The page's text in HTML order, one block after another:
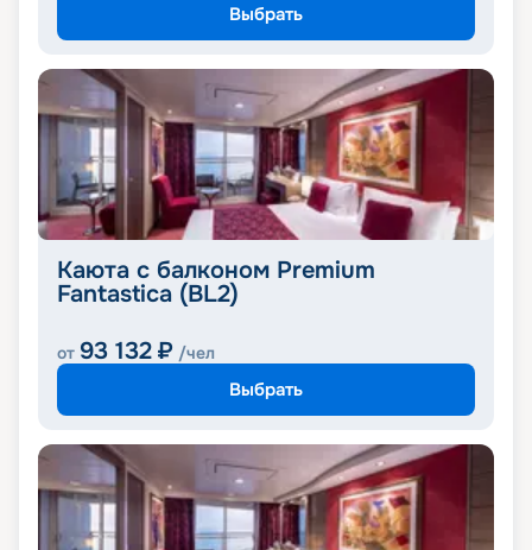
Выбрать
Каюта с балконом Premium
Fantastica (BL2)
от 93 132 ₽ /чел
Выбрать